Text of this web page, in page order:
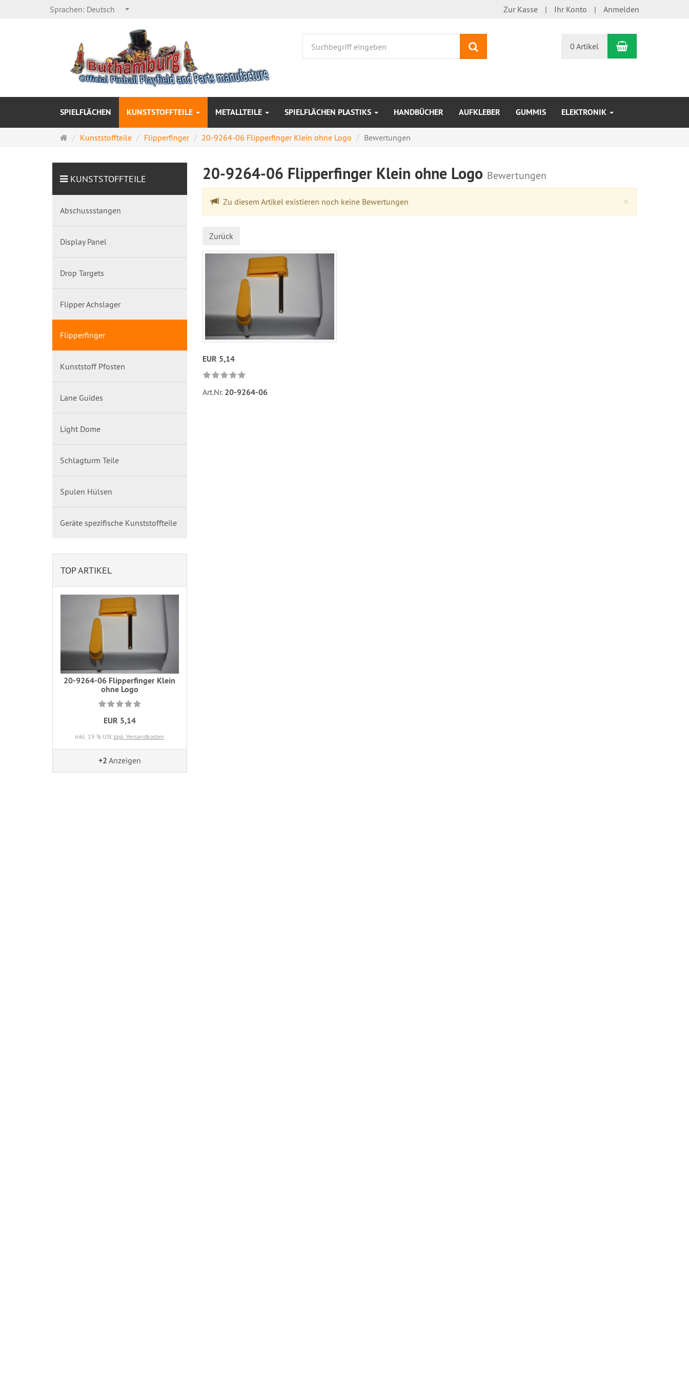
Sprachen: Deutsch Zur Kasse Ihr Konto Anmelden
0 Artikel Warenkorb
SPIELFLÄCHEN KUNSTSTOFFTEILE METALLTEILE SPIELFLÄCHEN PLASTIKS HANDBÜCHER AUFKLEBER GUMMIS ELEKTRONIK
Startseite
Kunststoffteile Flipperfinger 20-9264-06 Flipperfinger Klein ohne Logo Bewertungen
20-9264-06 Flipperfinger Klein ohne Logo Bewertungen
×
Zu diesem Artikel existieren noch keine Bewertungen
Zurück
EUR 5,14
Art.Nr. 20-9264-06
KUNSTSTOFFTEILE
Abschussstangen
Display Panel
Drop Targets
Flipper Achslager
Flipperfinger
Kunststoff Pfosten
Lane Guides
Light Dome
Schlagturm Teile
Spulen Hülsen
Geräte spezifische Kunststoffteile
TOP ARTIKEL
20-9264-06 Flipperfinger Klein
ohne Logo
EUR 5,14
inkl. 19 % UStzzgl. Versandkosten
+2 Anzeigen